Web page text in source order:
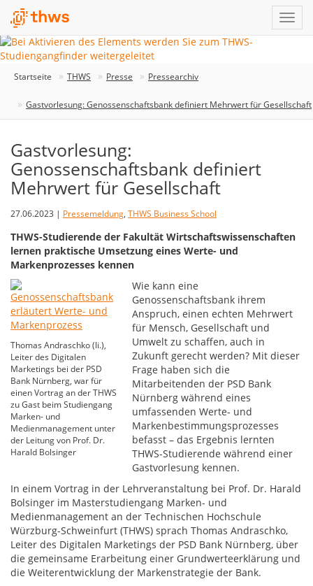
Startseite THWS Presse Pressearchiv
Gastvorlesung: Genossenschaftsbank definiert Mehrwert für Gesellschaft
Gastvorlesung:
Genossenschaftsbank definiert
Mehrwert für Gesellschaft
27.06.2023 | Pressemeldung, THWS Business School
THWS-Studierende der Fakultät Wirtschaftswissenschaften
lernen praktische Umsetzung eines Werte- und
Markenprozesses kennen
Thomas Andraschko (li.),
Leiter des Digitalen
Marketings bei der PSD
Bank Nürnberg, war für
einen Vortrag an der THWS
zu Gast beim Studiengang
Marken- und
Medienmanagement unter
der Leitung von Prof. Dr.
Harald Bolsinger
Wie kann eine
Genossenschaftsbank ihrem
Anspruch, einen echten Mehrwert
für Mensch, Gesellschaft und
Umwelt zu schaffen, auch in
Zukunft gerecht werden? Mit dieser
Frage haben sich die
Mitarbeitenden der PSD Bank
Nürnberg während eines
umfassenden Werte- und
Markenbestimmungsprozesses
befasst – das Ergebnis lernten
THWS-Studierende während einer
Gastvorlesung kennen.
In einem Vortrag in der Lehrveranstaltung bei Prof. Dr. Harald
Bolsinger im Masterstudiengang Marken- und
Medienmanagement an der Technischen Hochschule
Würzburg-Schweinfurt (THWS) sprach Thomas Andraschko,
Leiter des Digitalen Marketings der PSD Bank Nürnberg, über
die gemeinsame Erarbeitung einer Grundwerteerklärung und
die Weiterentwicklung der Markenstrategie der Bank.